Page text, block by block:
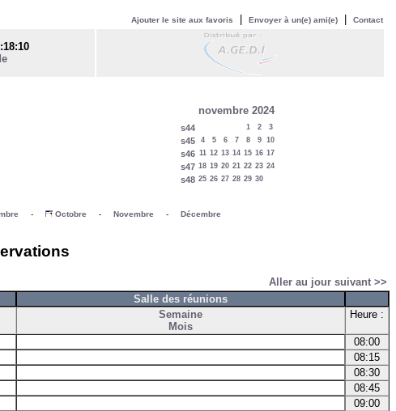
Ajouter le site aux favoris Envoyer à un(e) ami(e) Contact
novembre 2024
s44 1 2 3
s45 4 5 6 7 8 9 10
s46 11 12 13 14 15 16 17
s47 18 19 20 21 22 23 24
s48 25 26 27 28 29 30
- Octobre - Novembre - Décembre
Aller au jour suivant >>
Salle des réunions
Semaine
Mois
Heure :
08:00
08:15
08:30
08:45
09:00